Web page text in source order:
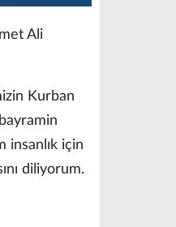
Ali
Kurban
insanlık için
diliyorum.